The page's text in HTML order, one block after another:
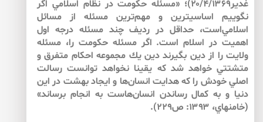
غدير۲۰/۴/۱۳۶۹)؛ «مسئله حكومت در نظام اسلامي ‌اگر
نگوييم اساسي­ترين و مهم‌ترين مسئله از مسائل
اسلامي‌است، حداقل در رديف چند مسئله درجه اول
اهميت در اسلام است. اگر مسئله حكومت را، مسئله
ولايت را از دين بگيرند دين يك مجموعه احكام متفرق و
متشتتي خواهد شد كه يقينا نخواهد توانست رسالت
اصلي خودش را كه هدايت انسان‌ها و ايجاد بهشت در اين
دنيا و به‌ كمال رساندن انسان‌هاست به‌ انجام برساند»
(خامنه‏اي، ۱۳۹۳: ص۲۲۹).